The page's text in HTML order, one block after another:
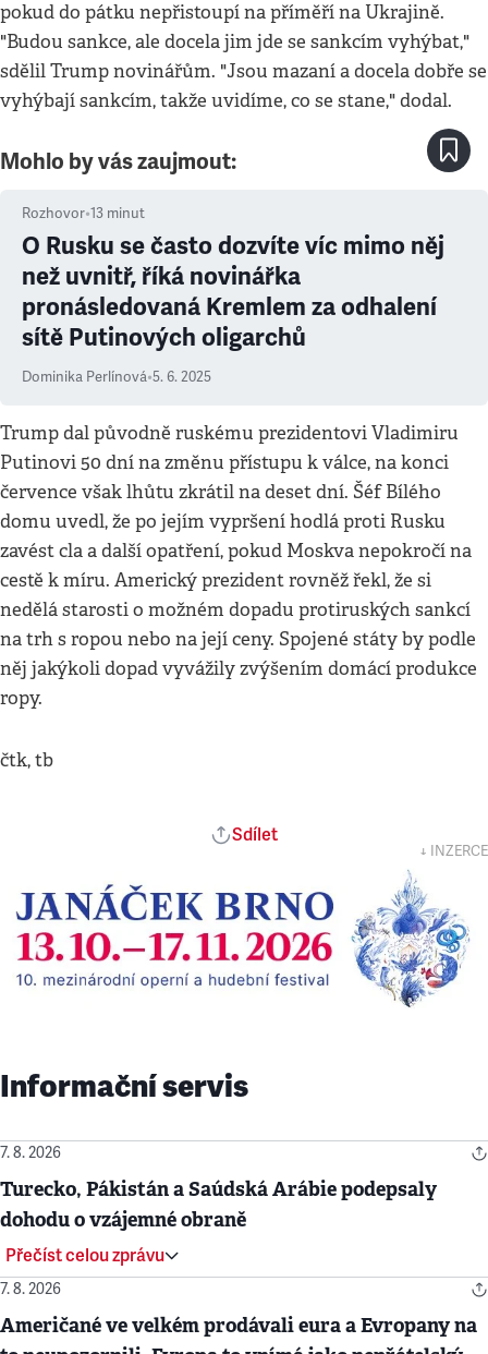
pokud do pátku nepřistoupí na příměří na Ukrajině.
"Budou sankce, ale docela jim jde se sankcím vyhýbat,"
sdělil Trump novinářům. "Jsou mazaní a docela dobře se
vyhýbají sankcím, takže uvidíme, co se stane," dodal.
Mohlo by vás zaujmout:
Rozhovor•13 minut
O Rusku se často dozvíte víc mimo něj
než uvnitř, říká novinářka
pronásledovaná Kremlem za odhalení
sítě Putinových oligarchů
Dominika Perlínová•5. 6. 2025
Trump dal původně ruskému prezidentovi Vladimiru
Putinovi 50 dní na změnu přístupu k válce, na konci
července však lhůtu zkrátil na deset dní. Šéf Bílého
domu uvedl, že po jejím vypršení hodlá proti Rusku
zavést cla a další opatření, pokud Moskva nepokročí na
cestě k míru. Americký prezident rovněž řekl, že si
nedělá starosti o možném dopadu protiruských sankcí
na trh s ropou nebo na její ceny. Spojené státy by podle
něj jakýkoli dopad vyvážily zvýšením domácí produkce
ropy.
čtk, tb
Sdílet
↓ INZERCE
Informační servis
7. 8. 2026
Turecko, Pákistán a Saúdská Arábie podepsaly
dohodu o vzájemné obraně
Přečíst celou zprávu
7. 8. 2026
Američané ve velkém prodávali eura a Evropany na